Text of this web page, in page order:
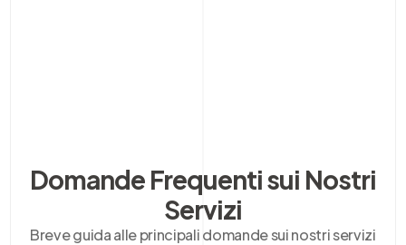
Domande Frequenti sui Nostri
Servizi
Breve guida alle principali domande sui nostri servizi